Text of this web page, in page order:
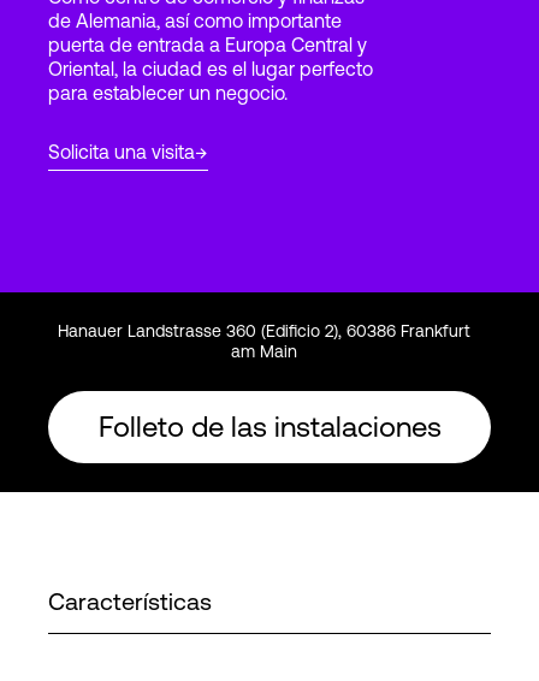
Login
de Alemania, así como importante
puerta de entrada a Europa Central y
Oriental, la ciudad es el lugar perfecto
para establecer un negocio.
Solicita una visita
Hanauer Landstrasse 360 (Edificio 2), 60386 Frankfurt
am Main
Folleto de las instalaciones
Características